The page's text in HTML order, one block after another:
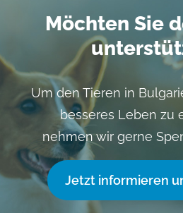
Möchten Sie
Um den Tieren in
besseres Leben zu
nehmen wir gerne
Jetzt informieren